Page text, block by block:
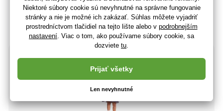
+ 28 bodov
Posledné 2 kusy(U vás 11.08.)